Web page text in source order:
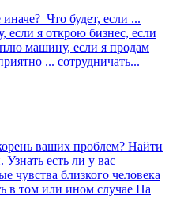
Что будет, если ...
если я открою бизнес, если
машину, если я продам
... сотрудничать...
ваших проблем? Найти
есть ли у вас
чувства близкого человека
в том или ином случае На